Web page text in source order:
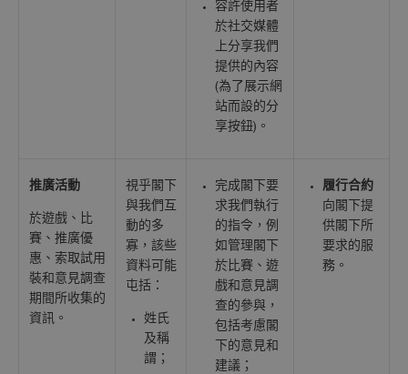
容許使用者
於社交媒體
上分享我們
提供的內容
(為了展示網
站而設的分
享按鈕)。
推廣活動
於遊戲、比
賽、推廣優
惠、索取試用
裝和意見調查
期間所收集的
資訊。
視乎閣下
與我們互
動的多
寡，該些
資料可能
屯括：
姓氏
及稱
謂；
完成閣下要
求我們執行
的指令，例
如管理閣下
於比賽、遊
戲和意見調
查的參與，
包括考慮閣
下的意見和
建議；
履行合約
向閣下提
供閣下所
要求的服
務。